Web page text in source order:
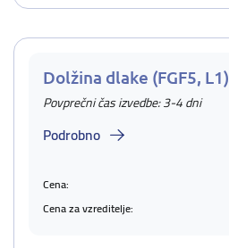
Dolžina dlake (FGF5, L1)
Povprečni čas izvedbe: 3-4 dni
Podrobno
Cena:
Cena za vzreditelje: